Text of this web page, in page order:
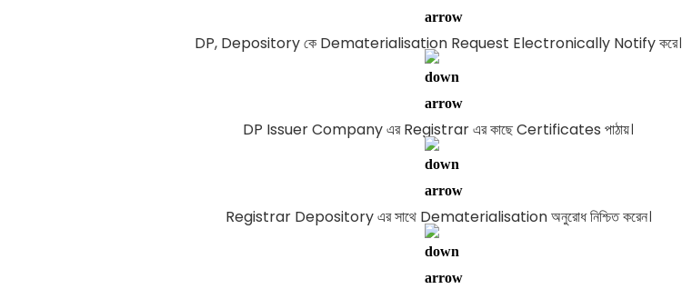
DP, Depository কে Dematerialisation Request Electronically Notify করে।
DP Issuer Company এর Registrar এর কাছে Certificates পাঠায়।
Registrar Depository এর সাথে Dematerialisation অনুরোধ নিশ্চিত করেন।